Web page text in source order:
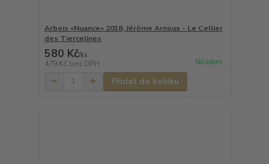
Arbois «Nuance» 2018, Jérôme Arnoux - Le Cellier
des Tiercelines
580 Kč/ks
479 Kč bez DPH Skladem
Přidat do košíku